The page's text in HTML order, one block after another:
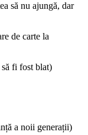
să nu ajungă, dar
de carte la
fi fost blat)
a noii generații)